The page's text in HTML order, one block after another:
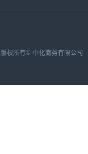
版权所有© 中化商务有限公司